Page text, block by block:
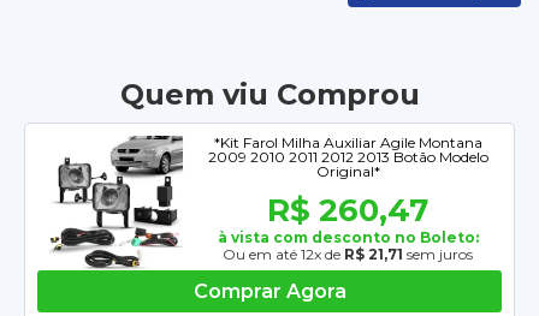
Quem viu Comprou
*Kit Farol Milha Auxiliar Agile Montana
2009 2010 2011 2012 2013 Botão Modelo
Original*
R$ 260,47
à vista com desconto no Boleto:
Ou em até 12x de R$ 21,71 sem juros
Comprar Agora